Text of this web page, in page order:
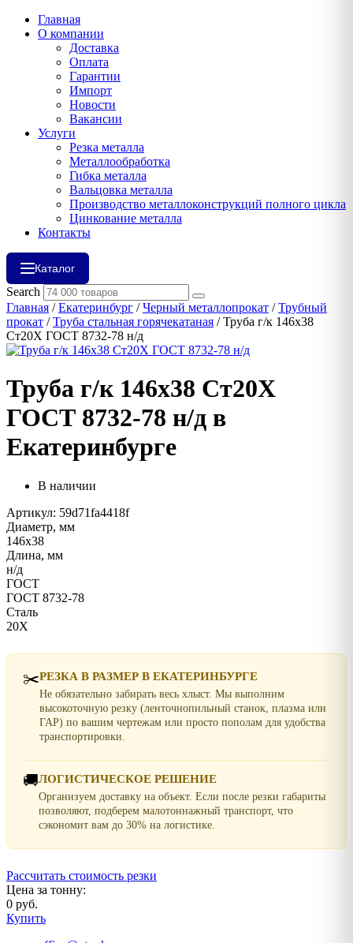
Главная
О компании
Доставка
Оплата
Гарантии
Импорт
Новости
Вакансии
Услуги
Резка металла
Металлообработка
Гибка металла
Вальцовка металла
Производство металлоконструкций полного цикла
Цинкование металла
Контакты
Каталог
Search
Главная /Екатеринбург /Черный металлопрокат /Трубный
прокат /Труба стальная горячекатаная / Труба г/к 146х38
Ст20Х ГОСТ 8732-78 н/д
Труба г/к 146х38 Ст20Х
ГОСТ 8732-78 н/д в
Екатеринбурге
В наличии
Артикул: 59d71fa4418f
Диаметр, мм
146х38
Длина, мм
н/д
ГОСТ
ГОСТ 8732-78
Сталь
20Х
✂️РЕЗКА В РАЗМЕР В ЕКАТЕРИНБУРГЕ
Не обязательно забирать весь хлыст. Мы выполним
высокоточную резку (ленточнопильный станок, плазма или
ГАР) по вашим чертежам или просто пополам для удобства
транспортировки.
🚚ЛОГИСТИЧЕСКОЕ РЕШЕНИЕ
Организуем доставку на объект. Если после резки габариты
позволяют, подберем малотоннажный транспорт, что
сэкономит вам до 30% на логистике.
Рассчитать стоимость резки
Цена за тонну:
0 руб.
Купить